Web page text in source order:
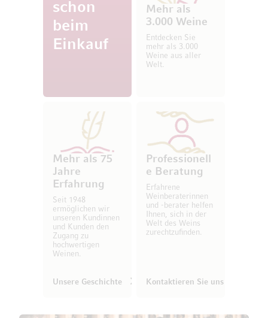
schon
beim
Einkauf
Mehr als
3.000 Weine
Entdecken Sie
mehr als 3.000
Weine aus aller
Welt.
Mehr als 75
Jahre
Erfahrung
Seit 1948
ermöglichen wir
unseren Kundinnen
und Kunden den
Zugang zu
hochwertigen
Weinen.
Unsere Geschichte
Professionell
e Beratung
Erfahrene
Weinberaterinnen
und -berater helfen
Ihnen, sich in der
Welt des Weins
zurechtzufinden.
Kontaktieren Sie uns